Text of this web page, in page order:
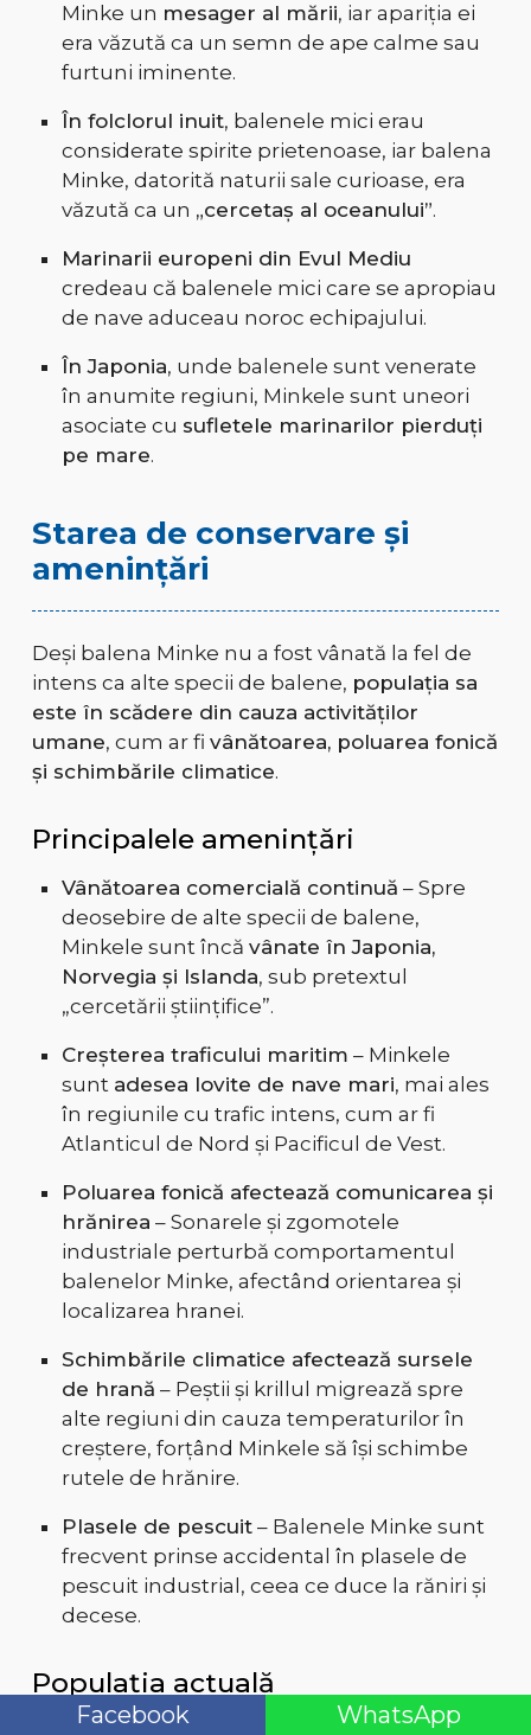
Minke un mesager al mării, iar apariția ei
era văzută ca un semn de ape calme sau
furtuni iminente.
În folclorul inuit, balenele mici erau
considerate spirite prietenoase, iar balena
Minke, datorită naturii sale curioase, era
văzută ca un „cercetaș al oceanului”.
Marinarii europeni din Evul Mediu
credeau că balenele mici care se apropiau
de nave aduceau noroc echipajului.
În Japonia, unde balenele sunt venerate
în anumite regiuni, Minkele sunt uneori
asociate cu sufletele marinarilor pierduți
pe mare.
Starea de conservare și
amenințări
Deși balena Minke nu a fost vânată la fel de
intens ca alte specii de balene, populația sa
este în scădere din cauza activităților
umane, cum ar fi vânătoarea, poluarea fonică
și schimbările climatice.
Principalele amenințări
Vânătoarea comercială continuă – Spre
deosebire de alte specii de balene,
Minkele sunt încă vânate în Japonia,
Norvegia și Islanda, sub pretextul
„cercetării științifice”.
Creșterea traficului maritim – Minkele
sunt adesea lovite de nave mari, mai ales
în regiunile cu trafic intens, cum ar fi
Atlanticul de Nord și Pacificul de Vest.
Poluarea fonică afectează comunicarea și
hrănirea – Sonarele și zgomotele
industriale perturbă comportamentul
balenelor Minke, afectând orientarea și
localizarea hranei.
Schimbările climatice afectează sursele
de hrană – Peștii și krillul migrează spre
alte regiuni din cauza temperaturilor în
creștere, forțând Minkele să își schimbe
rutele de hrănire.
Plasele de pescuit– Balenele Minke sunt
frecvent prinse accidental în plasele de
pescuit industrial, ceea ce duce la răniri și
decese.
Populația actuală
Facebook WhatsApp